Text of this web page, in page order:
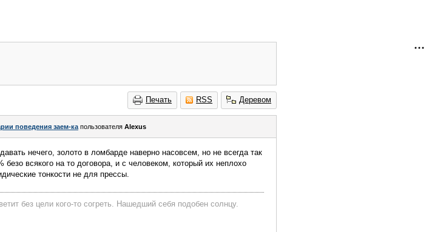
Печать RSS Деревом
поведения заем-ка пользователя Alexus
нечего, золото в ломбарде наверно насовсем, но не всегда так
всякого на то договора, и с человеком, который их неплохо
тонкости не для прессы.
без цели кого-то согреть. Нашедший себя подобен солнцу.